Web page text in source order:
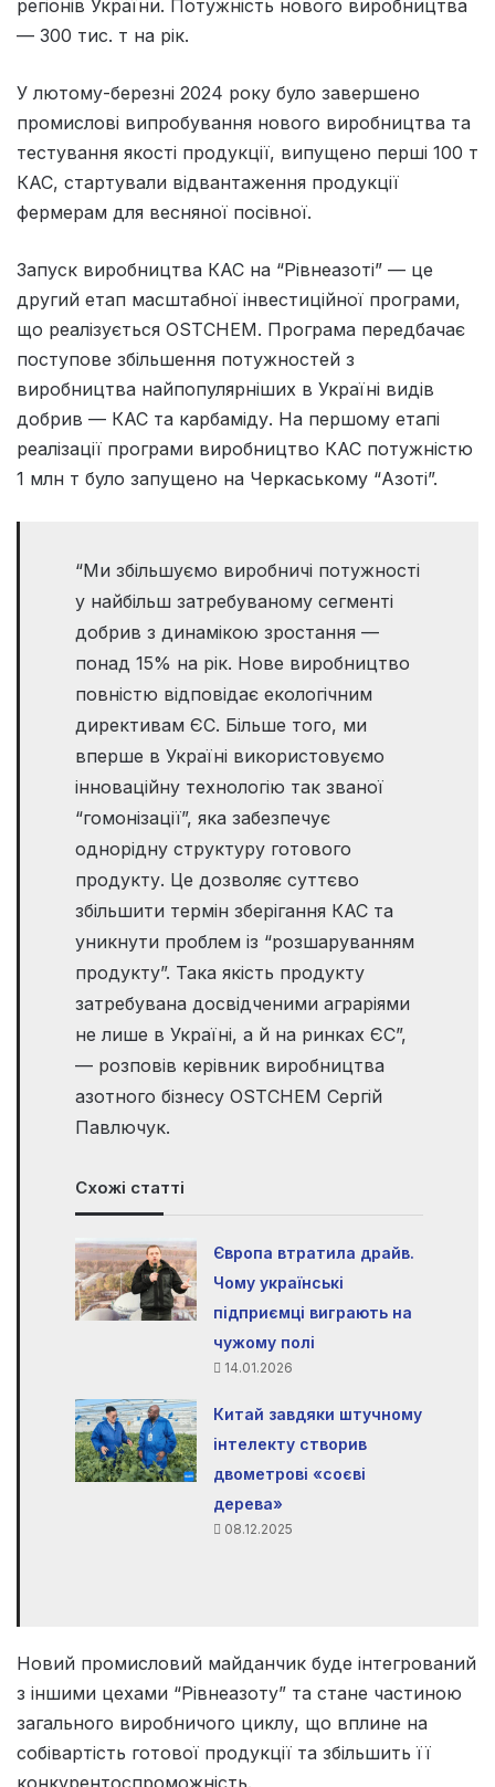
регіонів України. Потужність нового виробництва
— 300 тис. т на рік.
У лютому-березні 2024 року було завершено
промислові випробування нового виробництва та
тестування якості продукції, випущено перші 100 т
КАС, стартували відвантаження продукції
фермерам для весняної посівної.
Запуск виробництва КАС на “Рівнеазоті” — це
другий етап масштабної інвестиційної програми,
що реалізується OSTCHEM. Програма передбачає
поступове збільшення потужностей з
виробництва найпопулярніших в Україні видів
добрив — КАС та карбаміду. На першому етапі
реалізації програми виробництво КАС потужністю
1 млн т було запущено на Черкаському “Азоті”.
“Ми збільшуємо виробничі потужності
у найбільш затребуваному сегменті
добрив з динамікою зростання —
понад 15% на рік. Нове виробництво
повністю відповідає екологічним
директивам ЄС. Більше того, ми
вперше в Україні використовуємо
інноваційну технологію так званої
“гомонізації”, яка забезпечує
однорідну структуру готового
продукту. Це дозволяє суттєво
збільшити термін зберігання КАС та
уникнути проблем із “розшаруванням
продукту”. Така якість продукту
затребувана досвідченими аграріями
не лише в Україні, а й на ринках ЄС”,
— розповів керівник виробництва
азотного бізнесу OSTCHEM Сергій
Павлючук.
Схожі статті
Європа втратила драйв.
Чому українські
підприємці виграють на
чужому полі
14.01.2026
Китай завдяки штучному
інтелекту створив
двометрові «соєві
дерева»
08.12.2025
Новий промисловий майданчик буде інтегрований
з іншими цехами “Рівнеазоту” та стане частиною
загального виробничого циклу, що вплине на
собівартість готової продукції та збільшить її
конкурентоспроможність.